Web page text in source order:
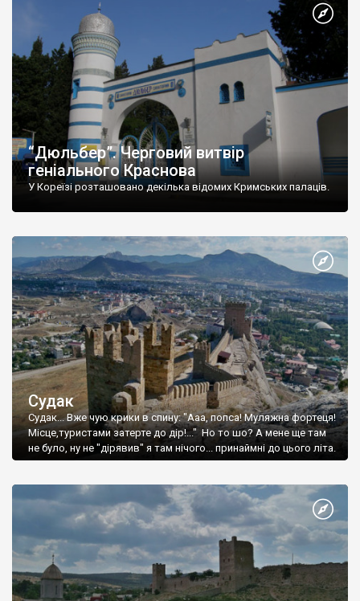
“Дюльбер”. Черговий витвір
геніального Краснова
У Кореїзі розташовано декілька відомих Кримських палаців.
Судак
Судак... Вже чую крики в спину: "Ааа, попса! Муляжна фортеця!
Місце,туристами затерте до дір!..." Но то шо? А мене ще там
не було, ну не "дірявив" я там нічого... принаймні до цього літа.